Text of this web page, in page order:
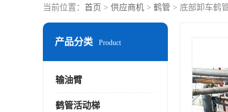
当前位置： 首页 > 供应商机 > 鹤管 > 底部卸车鹤
产品分类 Product
输油臂
鹤管活动梯